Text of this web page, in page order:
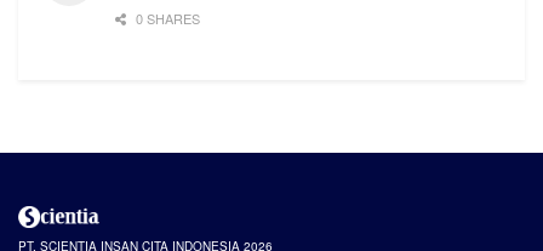
0 SHARES
PT. SCIENTIA INSAN CITA INDONESIA 2026